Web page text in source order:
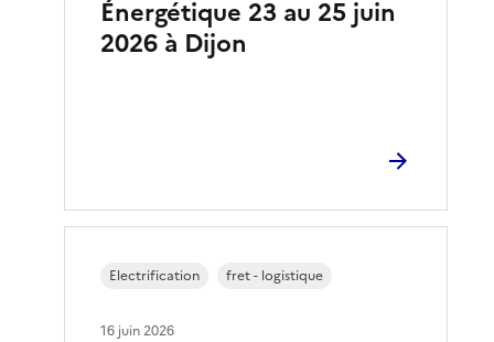
Énergétique 23 au 25 juin
2026 à Dijon
Electrification fret - logistique
16 juin 2026